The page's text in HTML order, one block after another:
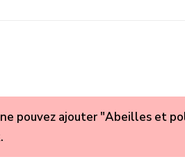
pouvez ajouter "Abeilles et